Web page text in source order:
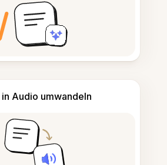
Audio umwandeln